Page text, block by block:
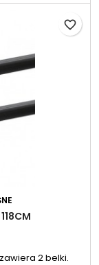
2 belki.
favorite_border